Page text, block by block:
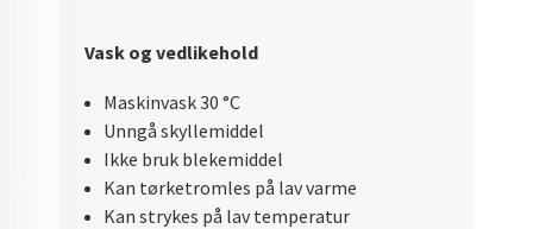
Vask og vedlikehold
Maskinvask 30 °C
Unngå skyllemiddel
Ikke bruk blekemiddel
Kan tørketromles på lav varme
Kan strykes på lav temperatur